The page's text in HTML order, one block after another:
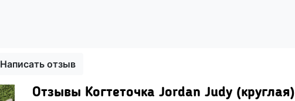
Написать отзыв
Отзывы Когтеточка Jordan Judy (круглая)